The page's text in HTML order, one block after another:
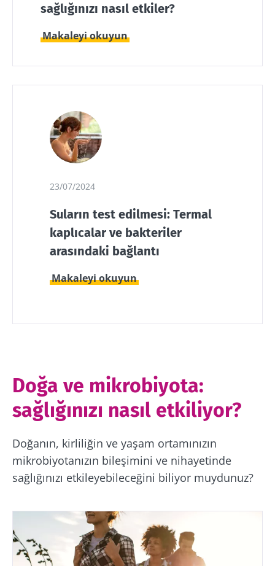
sağlığınızı nasıl etkiler?
Makaleyi okuyun
23/07/2024
Suların test edilmesi: Termal
kaplıcalar ve bakteriler
arasındaki bağlantı
Makaleyi okuyun
Doğa ve mikrobiyota:
sağlığınızı nasıl etkiliyor?
Doğanın, kirliliğin ve yaşam ortamınızın
mikrobiyotanızın bileşimini ve nihayetinde
sağlığınızı etkileyebileceğini biliyor muydunuz?